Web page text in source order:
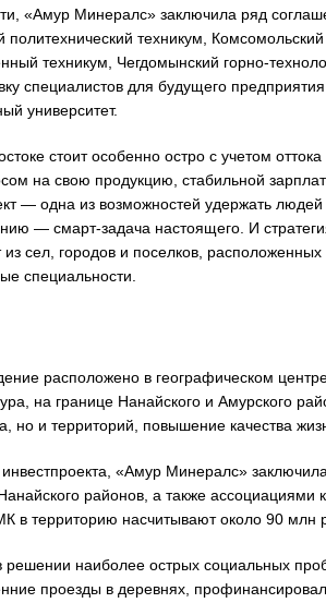
«Амур Минералс» заключила ряд
техникум,
техникум, Чегдомынский горно-
специалистов для будущего
университет.
стоит особенно остро с учетом
на свою продукцию, стабильной
— одна из возможностей удержать людей
— смарт-задача настоящего. И
сел, городов и поселков,
специальности.
расположено в географическом
на границе Нанайского и Амурского
но и территорий, повышение качества
«Амур Минералс»
районов, а также
в территорию насчитывают около 90 млн
решении наиболее острых социальных
проезды в деревнях,